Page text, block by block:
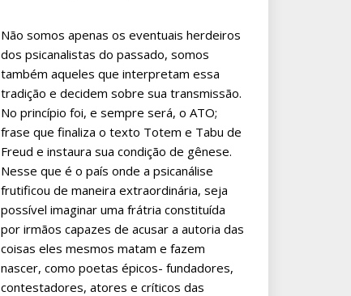
Não somos apenas os eventuais herdeiros
dos psicanalistas do passado, somos
também aqueles que interpretam essa
tradição e decidem sobre sua transmissão.
No princípio foi, e sempre será, o ATO;
frase que finaliza o texto Totem e Tabu de
Freud e instaura sua condição de gênese.
Nesse que é o país onde a psicanálise
frutificou de maneira extraordinária, seja
possível imaginar uma frátria constituída
por irmãos capazes de acusar a autoria das
coisas eles mesmos matam e fazem
nascer, como poetas épicos- fundadores,
contestadores, atores e críticos das